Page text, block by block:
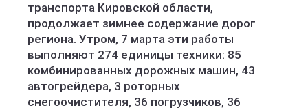
транспорта Кировской области,
продолжает зимнее содержание дорог
региона. Утром, 7 марта эти работы
выполняют 274 единицы техники: 85
комбинированных дорожных машин, 43
автогрейдера, 3 роторных
снегоочистителя, 36 погрузчиков, 36